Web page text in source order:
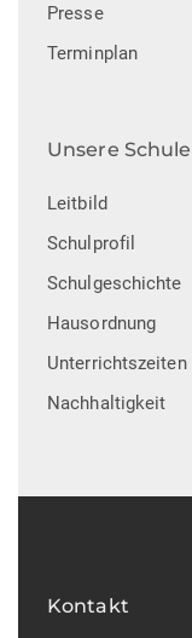
Presse
Terminplan
Unsere Schule
Leitbild
Schulprofil
Schulgeschichte
Hausordnung
Unterrichtszeiten
Nachhaltigkeit
Kontakt